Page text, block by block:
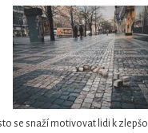
se snaží motivovat lidi k